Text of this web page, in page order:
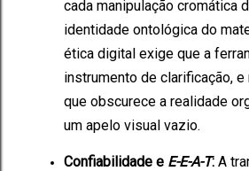
cada manipulação cromática
identidade ontológica do
ética digital exige que a
instrumento de clarificação,
que obscurece a realidade
um apelo visual vazio.
Confiabilidade e E-E-A-T: A